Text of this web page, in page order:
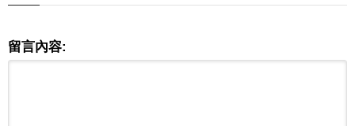
留言內容: